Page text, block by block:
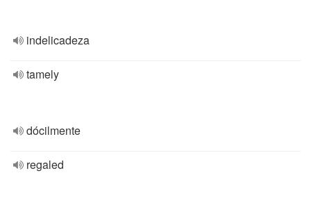
indelicadeza
tamely
dócilmente
regaled